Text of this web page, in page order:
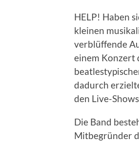
HELP! Haben
kleinen
verblüffende
einem Konzert
dadurch
den Live-
Die Band
Mitbegründer